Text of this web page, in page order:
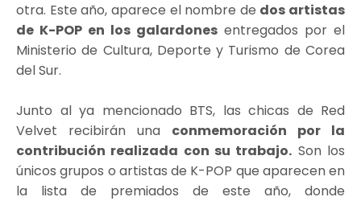
otra. Este año, aparece el nombre de dos artistas
de K-POP en los galardones entregados por el
Ministerio de Cultura, Deporte y Turismo de Corea
del Sur.
Junto al ya mencionado BTS, las chicas de Red
Velvet recibirán una conmemoración por la
contribución realizada con su trabajo. Son los
únicos grupos o artistas de K-POP que aparecen en
la lista de premiados de este año, donde